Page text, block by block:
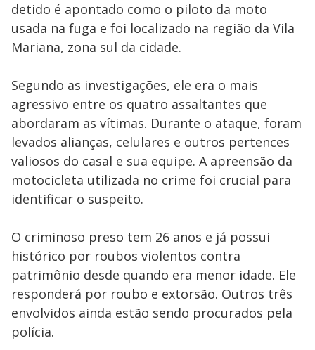
detido é apontado como o piloto da moto
usada na fuga e foi localizado na região da Vila
Mariana, zona sul da cidade.
Segundo as investigações, ele era o mais
agressivo entre os quatro assaltantes que
abordaram as vítimas. Durante o ataque, foram
levados alianças, celulares e outros pertences
valiosos do casal e sua equipe. A apreensão da
motocicleta utilizada no crime foi crucial para
identificar o suspeito.
O criminoso preso tem 26 anos e já possui
histórico por roubos violentos contra
patrimônio desde quando era menor idade. Ele
responderá por roubo e extorsão. Outros três
envolvidos ainda estão sendo procurados pela
polícia.